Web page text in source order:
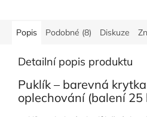
Popis Podobné (8) Diskuze
Detailní popis produktu
Puklík – barevná
oplechování (balení 25